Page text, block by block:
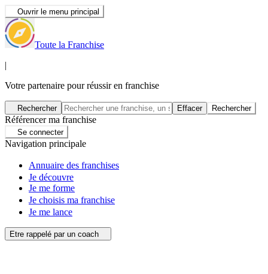
Ouvrir le menu principal
Toute la Franchise
|
Votre partenaire pour réussir en franchise
Rechercher Effacer Rechercher
Référencer ma franchise
Se connecter
Navigation principale
Annuaire des franchises
Je découvre
Je me forme
Je choisis ma franchise
Je me lance
Etre rappelé par un coach